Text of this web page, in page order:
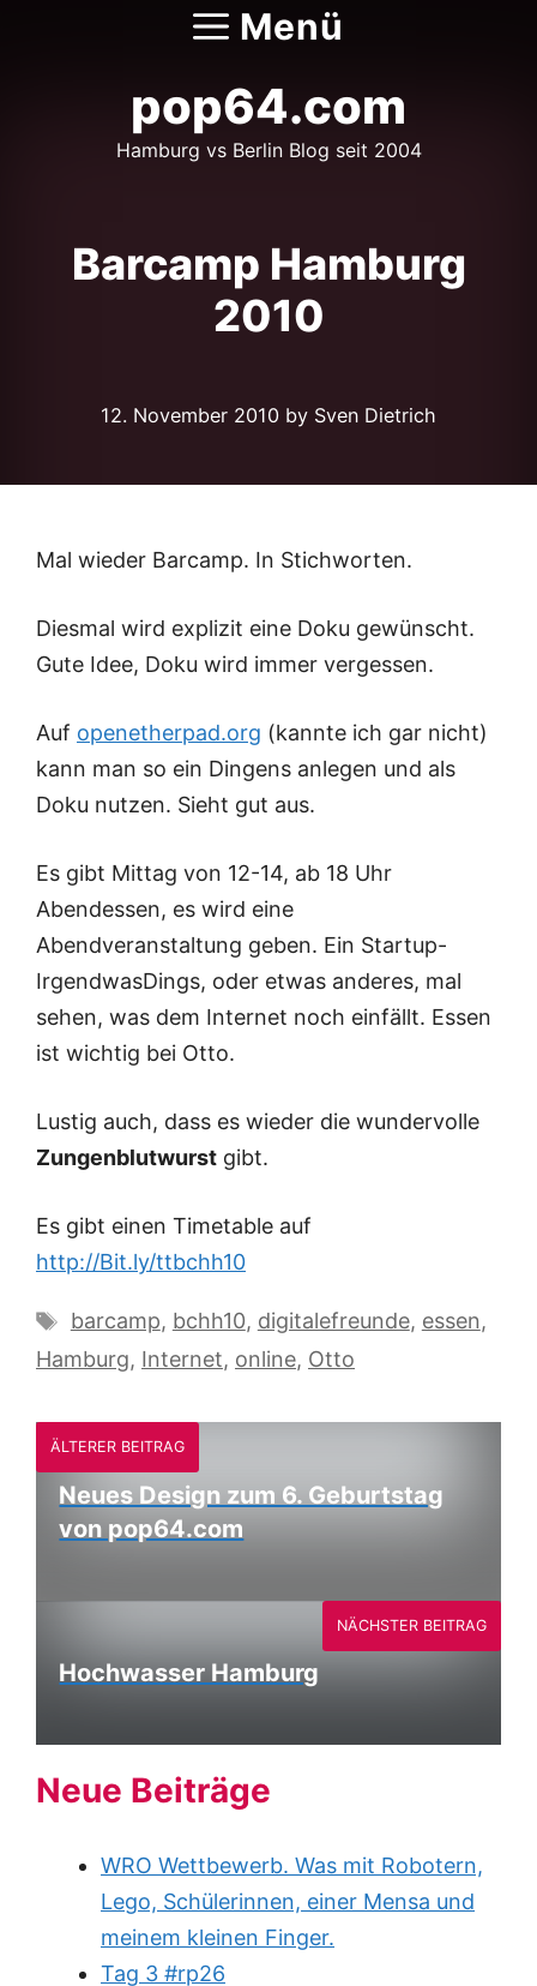
Menü
pop64.com
Hamburg vs Berlin Blog seit 2004
Barcamp Hamburg
2010
12. November 2010 by Sven Dietrich
Mal wieder Barcamp. In Stichworten.
Diesmal wird explizit eine Doku gewünscht.
Gute Idee, Doku wird immer vergessen.
Auf openetherpad.org (kannte ich gar nicht)
kann man so ein Dingens anlegen und als
Doku nutzen. Sieht gut aus.
Es gibt Mittag von 12-14, ab 18 Uhr
Abendessen, es wird eine
Abendveranstaltung geben. Ein Startup-
IrgendwasDings, oder etwas anderes, mal
sehen, was dem Internet noch einfällt. Essen
ist wichtig bei Otto.
Lustig auch, dass es wieder die wundervolle
Zungenblutwurst gibt.
Es gibt einen Timetable auf
http://Bit.ly/ttbchh10
Schlagwörter
barcamp, bchh10, digitalefreunde, essen,
Hamburg, Internet, online, Otto
ÄLTERER BEITRAG
Neues Design zum 6. Geburtstag
von pop64.com
Hochwasser Hamburg
NÄCHSTER BEITRAG
Neue Beiträge
WRO Wettbewerb. Was mit Robotern,
Lego, Schülerinnen, einer Mensa und
meinem kleinen Finger.
Tag 3 #rp26